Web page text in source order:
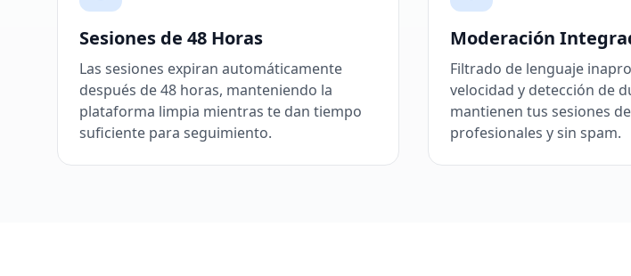
Sesiones de 48 Horas
Las sesiones expiran automáticamente
después de 48 horas, manteniendo la
plataforma limpia mientras te dan tiempo
suficiente para seguimiento.
Moderación
Filtrado de lenguaje
velocidad y detección de
mantienen tus sesiones
profesionales y sin spam.